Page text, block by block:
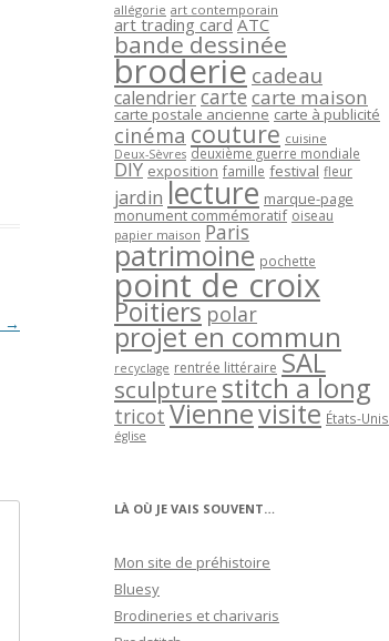
→
allégorie art contemporain
art trading card ATC
bande dessinée
broderie cadeau
calendriercartecarte maison
carte postale ancienne carte à publicité
cinéma couture cuisine
Deux-Sèvres deuxième guerre mondiale
DIY exposition famille festival fleur
jardin lecture marque-page
monument commémoratif oiseau
papier maison Paris
patrimoine pochette
point de croix
Poitiers polar
projet en commun
recyclage rentrée littéraire SAL
sculpture stitch a long
tricot Viennevisite États-Unis
église
LÀ OÙ JE VAIS SOUVENT…
Mon site de préhistoire
Bluesy
Brodineries et charivaris